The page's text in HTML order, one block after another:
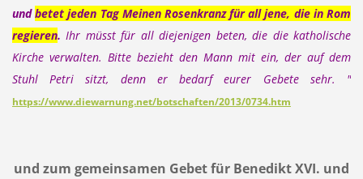
undbetet jeden Tag Meinen Rosenkranz für all jene, die in Rom
regieren. Ihr müsst für all diejenigen beten, die die katholische
Kirche verwalten. Bitte bezieht den Mann mit ein, der auf dem
Stuhl Petri sitzt, denn er bedarf eurer Gebete sehr. "
https://www.diewarnung.net/botschaften/2013/0734.htm
und zum gemeinsamen Gebet für Benedikt XVI. und